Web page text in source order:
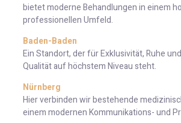
bietet moderne Behandlungen in einem
professionellen Umfeld.
Baden-Baden
Ein Standort, der für Exklusivität, Ruhe
Qualität auf höchstem Niveau steht.
Nürnberg
Hier verbinden wir bestehende
einem modernen Kommunikations- und